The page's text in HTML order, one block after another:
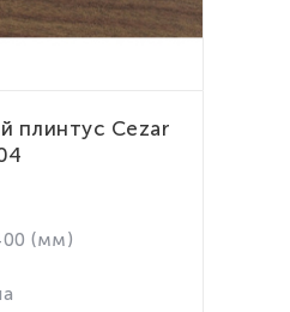
плинтус Cezar
(мм)